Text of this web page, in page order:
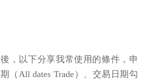
，以下分享我常使用的條件，申
（All dates Trade）、交易日期勾